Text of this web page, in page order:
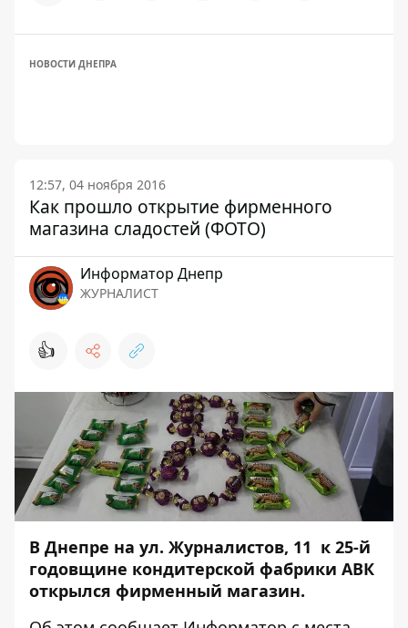
НОВОСТИ ДНЕПРА
12:57, 04 ноября 2016
Как прошло открытие фирменного
магазина сладостей (ФОТО)
Информатор Днепр
ЖУРНАЛИСТ
👍
В Днепре на ул. Журналистов, 11 к 25-й
годовщине кондитерской фабрики АВК
открылся фирменный магазин.